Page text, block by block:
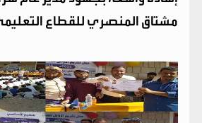
مشتاق المنصري للقطاع